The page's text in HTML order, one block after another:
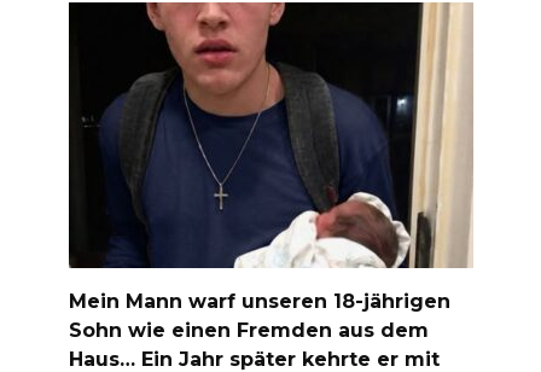
Mein Mann warf unseren 18-jährigen
Sohn wie einen Fremden aus dem
Haus… Ein Jahr später kehrte er mit